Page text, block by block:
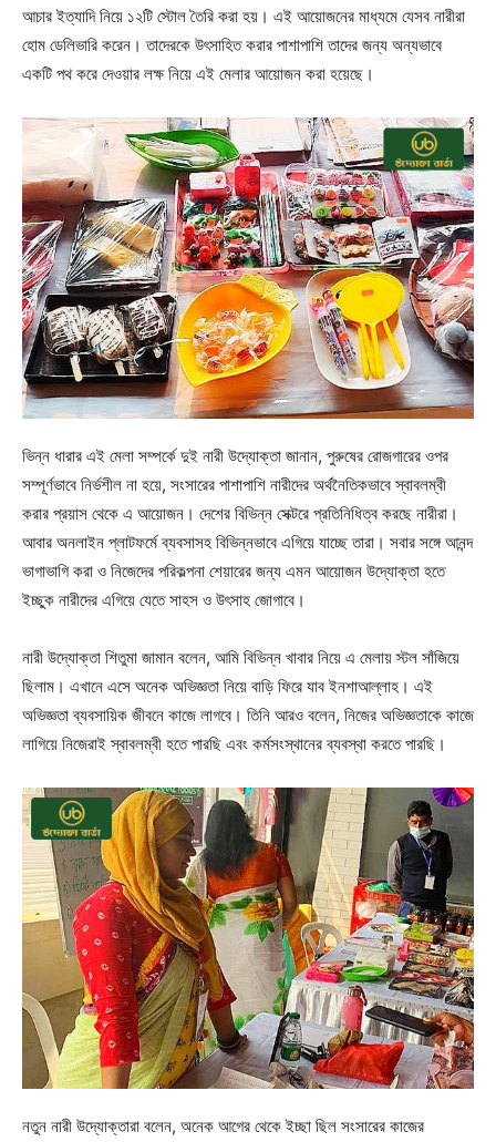
আচার ইত্যাদি নিয়ে ১২টি স্টোল তৈরি করা হয়। এই আয়োজনের মাধ্যমে যেসব নারীরা
হোম ডেলিভারি করেন। তাদেরকে উৎসাহিত করার পাশাপাশি তাদের জন্য অন্যভাবে
একটি পথ করে দেওয়ার লক্ষ নিয়ে এই মেলার আয়োজন করা হয়েছে।
ভিন্ন ধারার এই মেলা সম্পর্কে দুই নারী উদ্যোক্তা জানান, পুরুষের রোজগারের ওপর
সম্পূর্ণভাবে নির্ভশীল না হয়ে, সংসারের পাশাপাশি নারীদের অর্থনৈতিকভাবে স্বাবলম্বী
করার প্রয়াস থেকে এ আয়োজন। দেশের বিভিন্ন সেক্টরে প্রতিনিধিত্ব করছে নারীরা।
আবার অনলাইন প্লাটফর্মে ব্যবসাসহ বিভিন্নভাবে এগিয়ে যাচ্ছে তারা। সবার সঙ্গে আনন্দ
ভাগাভাগি করা ও নিজেদের পরিকল্পনা শেয়ারের জন্য এমন আয়োজন উদ্যোক্তা হতে
ইচ্ছুক নারীদের এগিয়ে যেতে সাহস ও উৎসাহ জোগাবে।
নারী উদ্যোক্তা শিতুমা জামান বলেন, আমি বিভিন্ন খাবার নিয়ে এ মেলায় স্টল সাঁজিয়ে
ছিলাম। এখানে এসে অনেক অভিজ্ঞতা নিয়ে বাড়ি ফিরে যাব ইনশাআল্লাহ। এই
অভিজ্ঞতা ব্যবসায়িক জীবনে কাজে লাগবে। তিনি আরও বলেন, নিজের অভিজ্ঞতাকে কাজে
লাগিয়ে নিজেরাই স্বাবলম্বী হতে পারছি এবং কর্মসংস্থানের ব্যবস্থা করতে পারছি।
নতুন নারী উদ্যোক্তারা বলেন, অনেক আগের থেকে ইচ্ছা ছিল সংসারের কাজের